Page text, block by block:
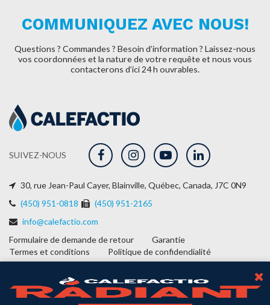
COMMUNIQUEZ AVEC NOUS!
Questions ? Commandes ? Besoin d’information ? Laissez-nous
vos coordonnées et la nature devotre requête et nous vous
contacterons d’ici 24 h ouvrables.
SUIVEZ-NOUS
30, rue Jean-Paul Cayer, Blainville, Québec, Canada, J7C 0N9
(450) 951-0818
(450) 951-2165
info@calefactio.com
Formulaire de demande de retour
Garantie
Termes et conditions
Politique de confidendialité